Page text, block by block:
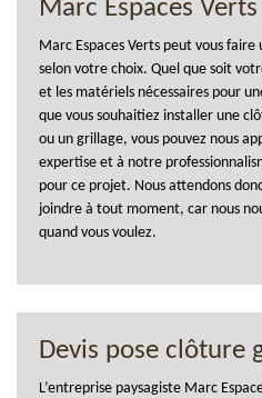
Marc Espaces Verts
Marc Espaces Verts peut vous
selon votre choix. Quel que soit
et les matériels nécessaires pour
que vous souhaitiez installer une
ou un grillage, vous pouvez nous
expertise et à notre
pour ce projet. Nous attendons
joindre à tout moment, car nous
quand vous voulez.
Devis pose clôture
L’entreprise paysagiste Marc